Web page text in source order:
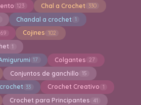
123 Chal a Crochet 330
Chandal a crochet 1
69 Cojines 102
1
17 Colgantes 27
Conjuntos de ganchillo 15
33 Crochet Creativo 1
Crochet para Principantes 41